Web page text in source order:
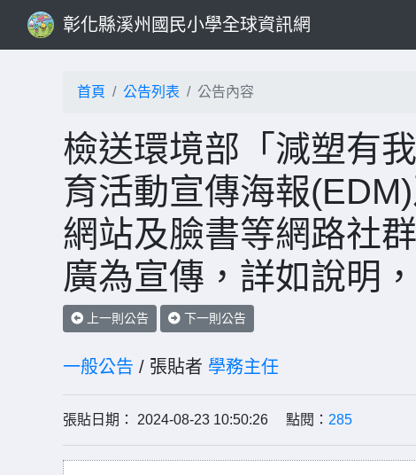
彰化縣溪州國民小學全球資訊網
首頁 公告列表 公告內容
檢送環境部「減塑有
育活動宣傳海報
網站及臉書等網路社
廣為宣傳，詳如說明
上一則公告 下一則公告
一般公告 / 張貼者 學務主任
張貼日期： 2024-08-23 10:50:26 點閱： 285